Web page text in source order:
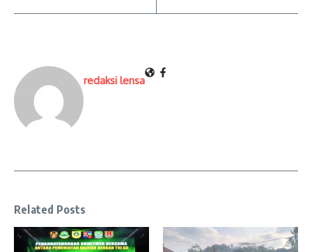
redaksi lensa
Related Posts